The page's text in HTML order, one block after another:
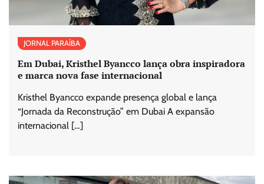
JORNAL PARAÍBA
Em Dubai, Kristhel Byancco lança obra inspiradora
e marca nova fase internacional
Kristhel Byancco expande presença global e lança
“Jornada da Reconstrução” em Dubai A expansão
internacional […]